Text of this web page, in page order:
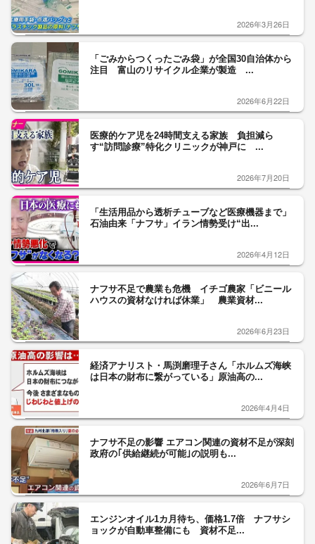
2026年3月26日
「ごみからつくったごみ袋」が全国30自治体から
注目 富山のリサイクル企業が製造 ...
2026年6月22日
医療的ケア児を24時間支える家族 負担減ら
す“訪問診療”特化クリニックが神戸に ...
2026年7月20日
「生活用品から透析チューブなど医療機器まで」
石油由来「ナフサ」イラン情勢受け“出...
2026年4月12日
ナフサ不足で農業も危機 イチゴ農家「ビニール
ハウスの資材なければ休業」 農業資材...
2026年6月23日
経済アナリスト・馬渕磨理子さん「ホルムズ海峡
は日本の財布に繋がっている」原油高の...
2026年4月4日
ナフサ不足の影響 エアコン関連の資材不足が深刻
政府の｢供給継続が可能｣の説明も...
2026年6月7日
エンジンオイル1カ月待ち、価格1.7倍 ナフサシ
ョックが自動車整備にも 資材不足...